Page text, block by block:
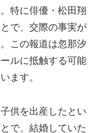
特に俳優・松田翔
で、交際の事実が
この報道は忽那汐
ルに抵触する可能
ます。
供を出産したとい
で、結婚していた